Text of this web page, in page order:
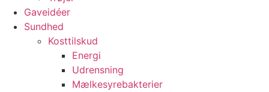
Gaveidéer
Sundhed
Kosttilskud
Energi
Udrensning
Mælkesyrebakterier